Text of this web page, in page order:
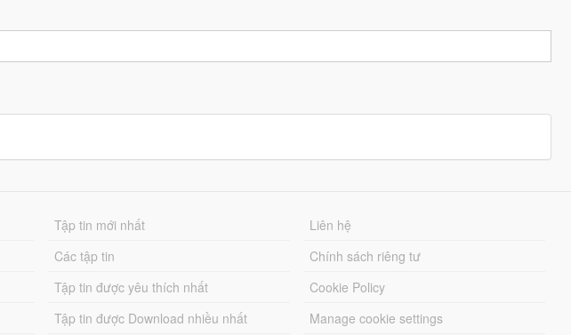
Tập tin mới nhất
Các tập tin
Tập tin được yêu thích nhất
Tập tin được Download nhiều nhất
Liên hệ
Chính sách riêng tư
Cookie Policy
Manage cookie settings